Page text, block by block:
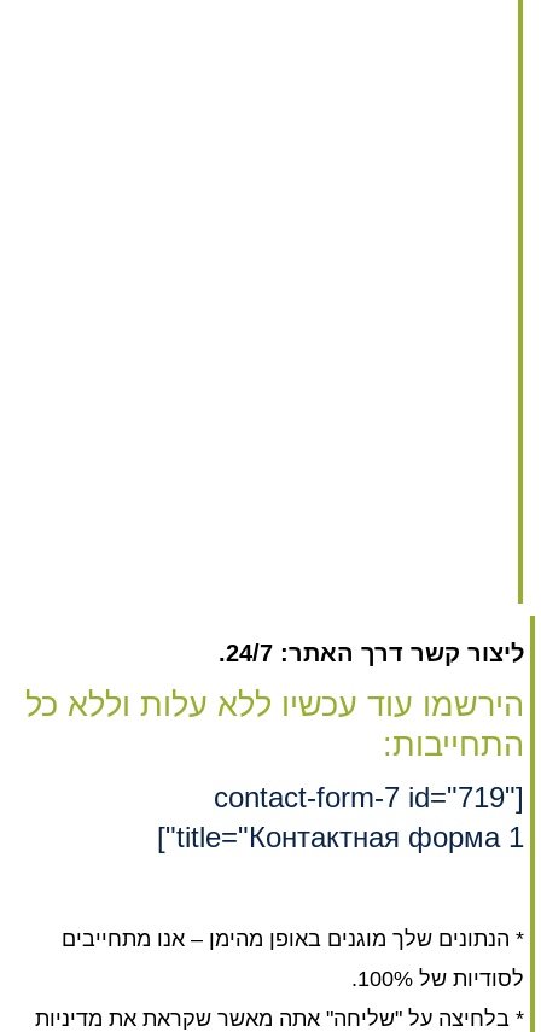
ליצור קשר דרך האתר: 24/7.
הירשמו עוד עכשיו ללא עלות וללא כל
התחייבות:
[contact-form-7 id="719"
title="Контактная форма 1"]
* הנתונים שלך מוגנים באופן מהימן – אנו מתחייבים
לסודיות של 100%.
* בלחיצה על "שליחה" אתה מאשר שקראת את מדיניות